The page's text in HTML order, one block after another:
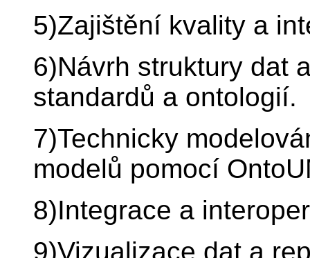
5)Zajištění kvality a
6)Návrh struktury dat
standardů a ontologií.
7)Technicky
modelů pomocí
8)Integrace a
9)Vizualizace dat a